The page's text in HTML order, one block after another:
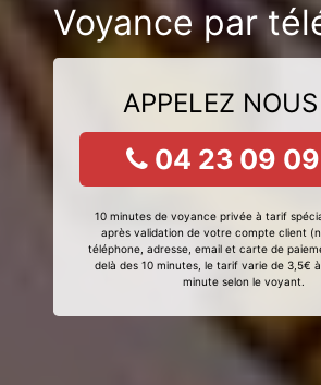
Voyance par
APPELEZ
04 23 09
10 minutes de voyance privée à tarif
après validation de votre compte client
téléphone, adresse, email et carte de
delà des 10 minutes, le tarif varie de 3,5€
minute selon le voyant.